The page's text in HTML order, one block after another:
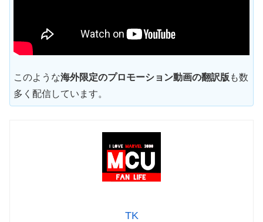
このような海外限定のプロモーション動画の翻訳版 も数
多く配信しています。
TK